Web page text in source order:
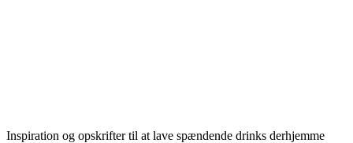
Inspiration og opskrifter til at lave spændende drinks derhjemme